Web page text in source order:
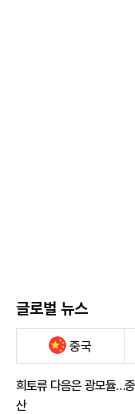
글로벌 뉴스
중국
희토류 다음은 광모듈…
산